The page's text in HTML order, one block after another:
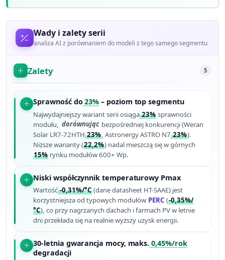
Wady i zalety serii
analiza AI z porównaniem do modeli z tego samego segmentu
Zalety 5
Sprawność do23% – poziom top segmentu
Najwydajniejszy wariant serii osiąga23% sprawności
modułu, dorównując bezpośredniej konkurencji (Weran
Solar LR7-72HTH23%, Astronergy ASTRO N723%).
Niższe warianty (22,2%) nadal mieszczą się w górnych
15% rynku modułów 600+ Wp.
Niski współczynnik temperaturowy Pmax
Wartość-0,31%/°C (dane datasheet HT-SAAE) jest
korzystniejsza od typowych modułów PERC (-0,35%/
°C), co przy nagrzanych dachach i farmach PV w letnie
dni przekłada się na realnie wyższy uzysk energii.
30-letnia gwarancja mocy, maks. 0,45%/rok
degradacji